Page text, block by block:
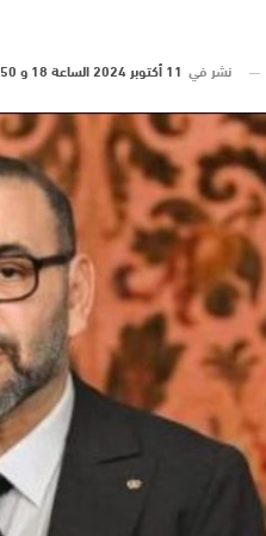
نشر في 11 أكتوبر 2024 الساعة 18 و 50 دقيقة